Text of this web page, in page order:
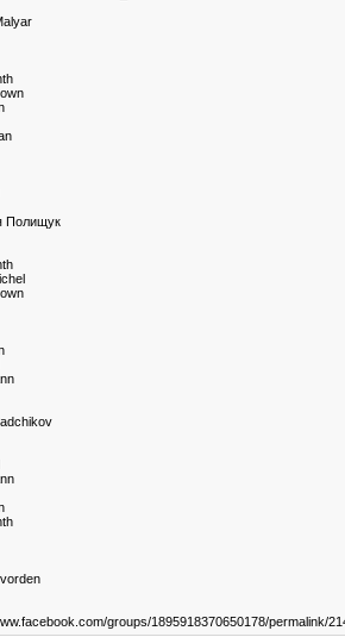
Полищук
groups/1895918370650178/permalink/